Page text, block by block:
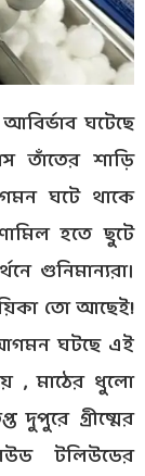
ঘটেছে
তাঁতের শাড়ি
ঘটে থাকে
হতে ছুটে
গুনিমান্যরা।
তো আছেই!
আগমন ঘটছে এই
, মাঠের ধুলো
দুপুরে গ্রীষ্মের
টলিউডের